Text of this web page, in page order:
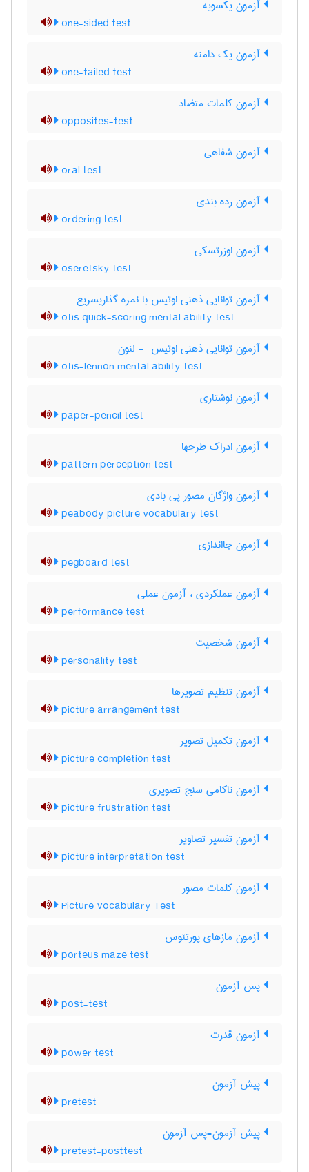
آزمون یکسویه
one-sided test
آزمون یک دامنه
one-tailed test
آزمون کلمات متضاد
opposites-test
آزمون شفاهی
oral test
آزمون رده بندی
ordering test
آزمون اوزرتسکی
oseretsky test
آزمون توانایی ذهنی اوتیس با نمره گذاریسریع
otis quick-scoring mental ability test
آزمون توانایی ذهنی اوتیس ‎ - لنون
otis-lennon mental ability test
آزمون نوشتاری
paper-pencil test
آزمون ادراک طرحها
pattern perception test
آزمون واژگان مصور پی بادی
peabody picture vocabulary test
آزمون جااندازی
pegboard test
آزمون عملکردی ، آزمون عملی
performance test
آزمون شخصیت
personality test
آزمون تنظیم تصویرها
picture arrangement test
آزمون تکمیل تصویر
picture completion test
آزمون ناکامی سنج تصویری
picture frustration test
آزمون تفسیر تصاویر
picture interpretation test
آزمون کلمات مصور
Picture Vocabulary Test
آزمون مازهای پورتئوس
porteus maze test
پس آزمون
post-test
آزمون قدرت
power test
پیش آزمون
pretest
پیش آزمون-پس آزمون
pretest-posttest